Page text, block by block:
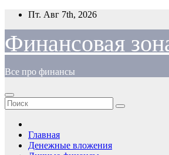
Перейти
содержимому
Пт. Авг 7th, 2026
Финансовая
Все про финансы
Главная
Денежные вложения